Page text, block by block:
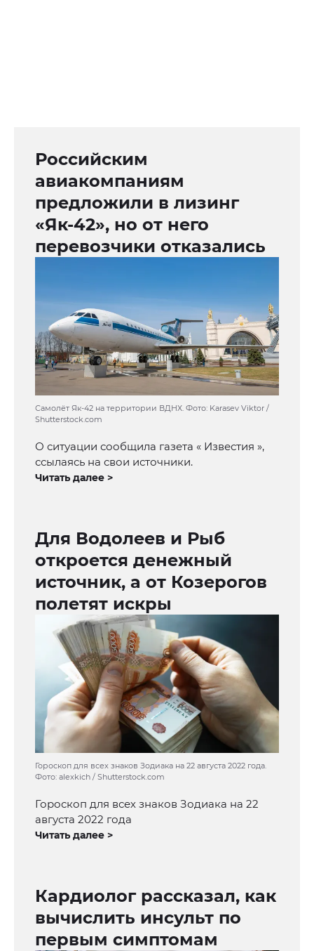
Российским
авиакомпаниям
предложили в лизинг
«Як-42», но от него
перевозчики отказались
Самолёт Як-42 на территории ВДНХ. Фото: Karasev Viktor /
Shutterstock.com
О ситуации сообщила газета « Известия »,
ссылаясь на свои источники.
Читать далее >
Для Водолеев и Рыб
откроется денежный
источник, а от Козерогов
полетят искры
Гороскоп для всех знаков Зодиака на 22 августа 2022 года.
Фото: alexkich / Shutterstock.com
Гороскоп для всех знаков Зодиака на 22
августа 2022 года
Читать далее >
Кардиолог рассказал, как
вычислить инсульт по
первым симптомам